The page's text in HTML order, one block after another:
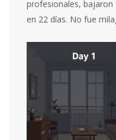
profesionales, bajaron
en 22 días. No fue